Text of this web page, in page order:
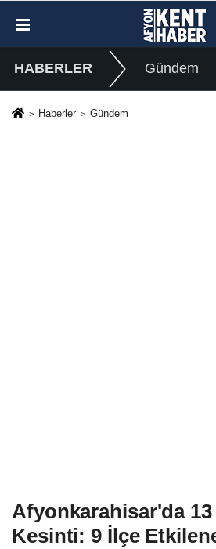
HABERLER Gündem
Haberler Gündem
Afyonkarahisar'da 13
Kesinti: 9 İlçe